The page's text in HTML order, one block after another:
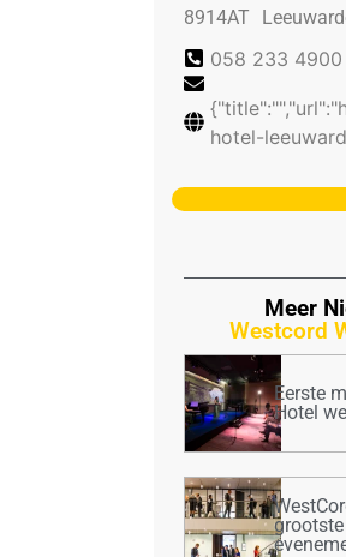
8914AT
058 233 4900
hotel-
Meer
Westcord
Eerste
Hotel